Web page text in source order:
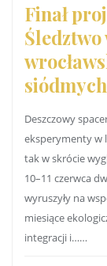
Finał
Deszczowy
eksperymenty w
tak w skrócie
10–11 czerwca
wyruszyły na
miesiące
integracji i……